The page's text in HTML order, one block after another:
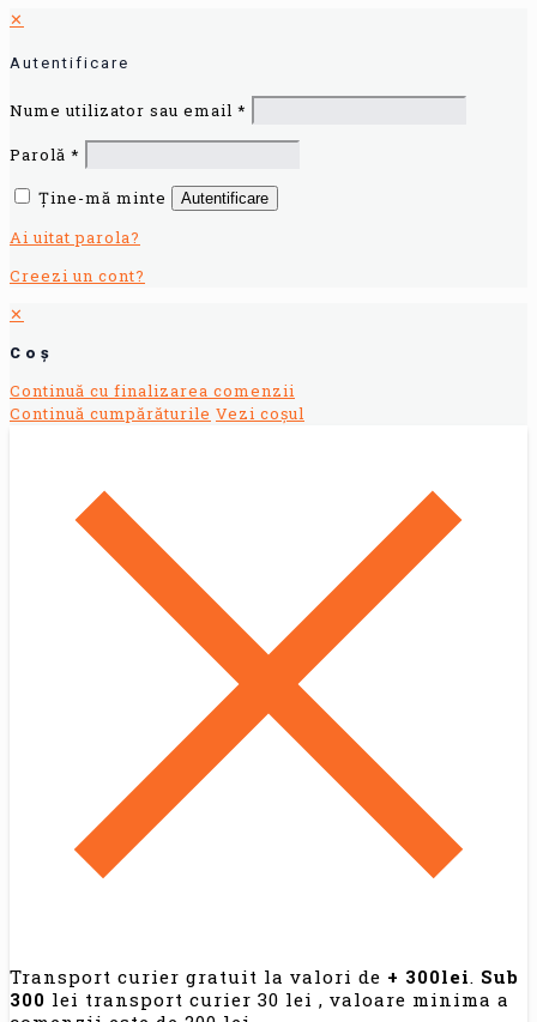
✕
Autentificare
Nume utilizator sau email *
Parolă *
Ține-mă minte
Autentificare
Ai uitat parola?
Creezi un cont?
✕
Coș
Continuă cu finalizarea comenzii
Continuă cumpărăturile Vezi coșul
Transport curier gratuit la valori de + 300lei. Sub
300 lei transport curier 30 lei , valoare minima a